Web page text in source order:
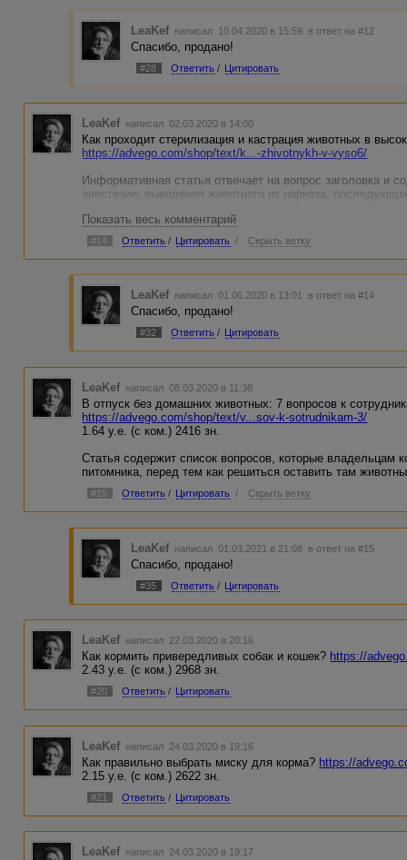
LeaKef написал 10.04.2020 в 15:59 в ответ на #12
Спасибо, продано!
#28 Ответить / Цитировать
LeaKef написал 02.03.2020 в 14:00
Как проходит стерилизация и кастрация животных в
https://advego.com/shop/text/k...-zhivotnykh-v-vyso6/
Информативная статья отвечает на вопрос заголовка и
анестезии, выведения животного из наркоза,
клиники.
Показать весь комментарий
#14 Ответить / Цитировать / Скрыть ветку
LeaKef написал 01.06.2020 в 13:01 в ответ на #14
Спасибо, продано!
#32 Ответить / Цитировать
LeaKef написал 08.03.2020 в 11:38
В отпуск без домашних животных: 7 вопросов к
https://advego.com/shop/text/v...sov-k-sotrudnikam-3/
1.64 у.е. (с ком.) 2416 зн.
Статья содержит список вопросов, которые владельцам
питомника, перед тем как решиться оставить там
#15 Ответить / Цитировать / Скрыть ветку
LeaKef написал 01.03.2021 в 21:08 в ответ на #15
Спасибо, продано!
#35 Ответить / Цитировать
LeaKef написал 22.03.2020 в 20:16
Как кормить привередливых собак и кошек? https://
2.43 у.е. (с ком.) 2968 зн.
#20 Ответить / Цитировать
LeaKef написал 24.03.2020 в 19:16
Как правильно выбрать миску для корма? https://
2.15 у.е. (с ком.) 2622 зн.
#21 Ответить / Цитировать
LeaKef написал 24.03.2020 в 19:17